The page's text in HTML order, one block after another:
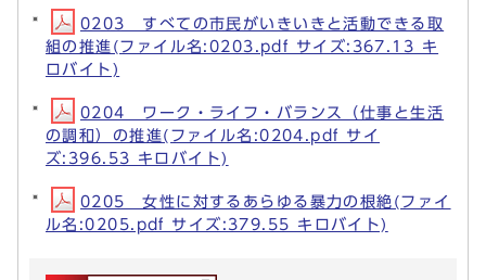
0203 すべての市民がいきいきと活動できる取
組の推進(ファイル名:0203.pdf サイズ:367.13 キ
ロバイト)
0204 ワーク・ライフ・バランス（仕事と生活
の調和）の推進(ファイル名:0204.pdf サイ
ズ:396.53 キロバイト)
0205 女性に対するあらゆる暴力の根絶(ファイ
ル名:0205.pdf サイズ:379.55 キロバイト)